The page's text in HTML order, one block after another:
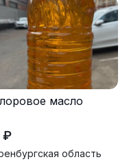
масло
₽
область